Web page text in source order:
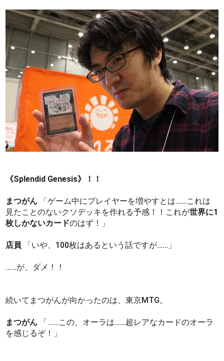
《Splendid Genesis》！！
まつがん 「ゲーム中にプレイヤーを増やすとは……これは
見たことのないクソデッキを作れる予感！！これが世界に1
枚しかないカードのはず！」
店員 「いや、100枚はあるという話ですが……」
……が、ダメ！！
続いてまつがんが向かったのは、東京MTG。
まつがん 「……この、オーラは……超レアなカードのオーラ
を感じるぞ！」